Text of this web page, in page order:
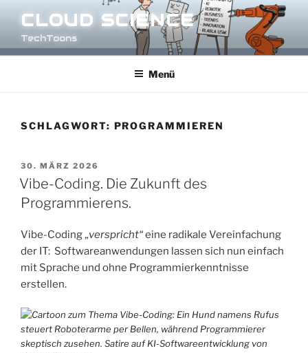
Inhalt
springen
CLOUD SCIENCE
TechToons
Menü
SCHLAGWORT: PROGRAMMIEREN
VERÖFFENTLICHT
AM
30. MÄRZ 2026
Vibe-Coding. Die Zukunft des
Programmierens.
Vibe-Coding „verspricht“eine radikale Vereinfachung
der IT: Softwareanwendungen lassen sich nun einfach
mit Sprache und ohne Programmierkenntnisse
erstellen.